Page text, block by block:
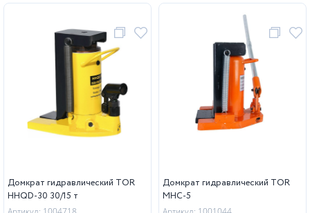
Домкрат гидравлический TOR
HHQD-30 30/15 т
Домкрат гидравлический TOR
MHC-5